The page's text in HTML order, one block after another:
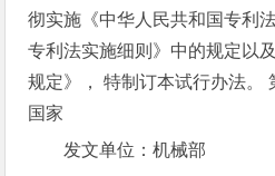
彻实施《中华人民共和国专利
专利法实施细则》中的规定以
规定》， 特制订本试行办法。
国家
发文单位：机械部